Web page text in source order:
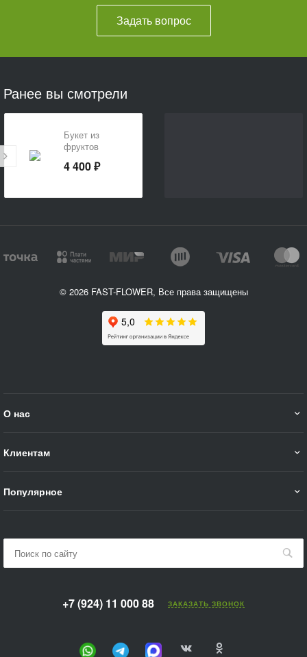
Задать вопрос
Ранее вы смотрели
Букет из
фруктов
подарок»
4 400 ₽
© 2026 FAST-FLOWER, Все права защищены
О нас
Клиентам
Популярное
+7 (924) 11 000 88 ЗАКАЗАТЬ ЗВОНОК